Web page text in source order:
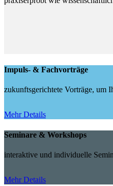
Impuls- & Fachvorträge
zukunftsgerichtete Vorträge, um
Mehr Details
Seminare & Workshops
interaktive und individuelle
Mehr Details